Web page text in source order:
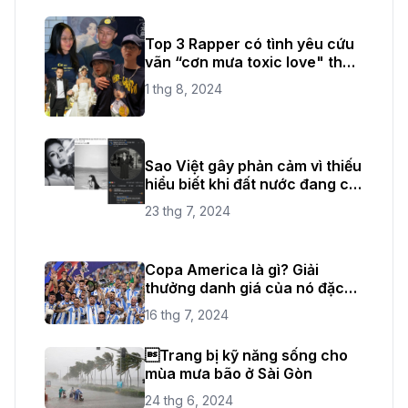
Top 3 Rapper có tình yêu cứu
vãn “cơn mưa toxic love" thời
gian vừa qua
1 thg 8, 2024
Sao Việt gây phản cảm vì thiếu
hiểu biết khi đất nước đang có
quốc tang
23 thg 7, 2024
Copa America là gì? Giải
thưởng danh giá của nó đặc
biệt như thế nào?
16 thg 7, 2024
Trang bị kỹ năng sống cho
mùa mưa bão ở Sài Gòn
24 thg 6, 2024